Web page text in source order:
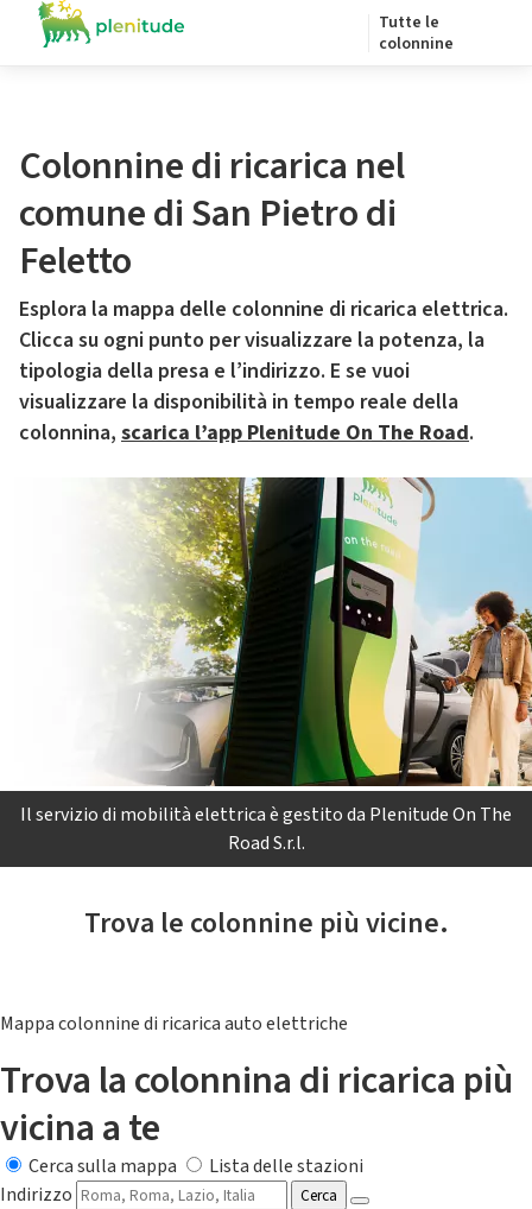
Tutte le
colonnine
Colonnine di ricarica nel
comune di San Pietro di
Feletto
Esplora la mappa delle colonnine di ricarica elettrica.
Clicca su ogni punto per visualizzare la potenza, la
tipologia della presa e l’indirizzo. E se vuoi
visualizzare la disponibilità in tempo reale della
colonnina, scarica l’app Plenitude On The Road.
Il servizio di mobilità elettrica è gestito da Plenitude On The
Road S.r.l.
Trova le colonnine più vicine.
Mappa colonnine di ricarica auto elettriche
Trova la colonnina di ricarica più
vicina a te
Cerca sulla mappa
Lista delle stazioni
Indirizzo
Cerca